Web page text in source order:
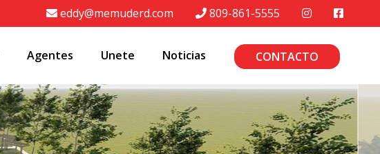
eddy@memuderd.com 809-861-5555
Agentes Unete Noticias CONTACTO